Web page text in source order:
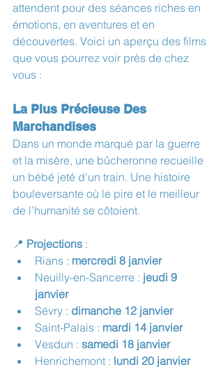
attendent pour des séances riches en
émotions, en aventures et en
découvertes. Voici un aperçu des films
que vous pourrez voir près de chez
vous :
La Plus Précieuse Des
Marchandises
Dans un monde marqué par la guerre
et la misère, une bûcheronne recueille
un bébé jeté d’un train. Une histoire
bouleversante où le pire et le meilleur
de l’humanité se côtoient.
📍 Projections :
Rians : mercredi 8 janvier
Neuilly-en-Sancerre : jeudi 9
janvier
Sévry : dimanche 12 janvier
Saint-Palais : mardi 14 janvier
Vesdun : samedi 18 janvier
Henrichemont : lundi 20 janvier